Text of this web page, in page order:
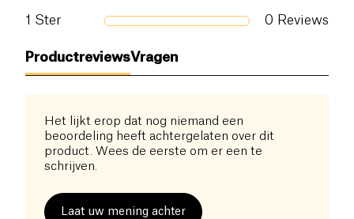
1 Ster 0 Reviews
ProductreviewsVragen
Het lijkt erop dat nog niemand een
beoordeling heeft achtergelaten over dit
product. Wees de eerste om er een te
schrijven.
Laat uw mening achter